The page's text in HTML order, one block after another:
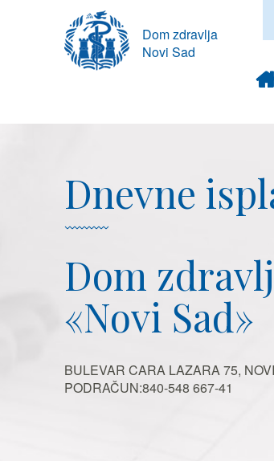
Dom zdravlja
Novi Sad
Dnevne
Dom
«Novi Sad»
BULEVAR CARA LAZARA 75,
PODRAČUN:840-548 667-41